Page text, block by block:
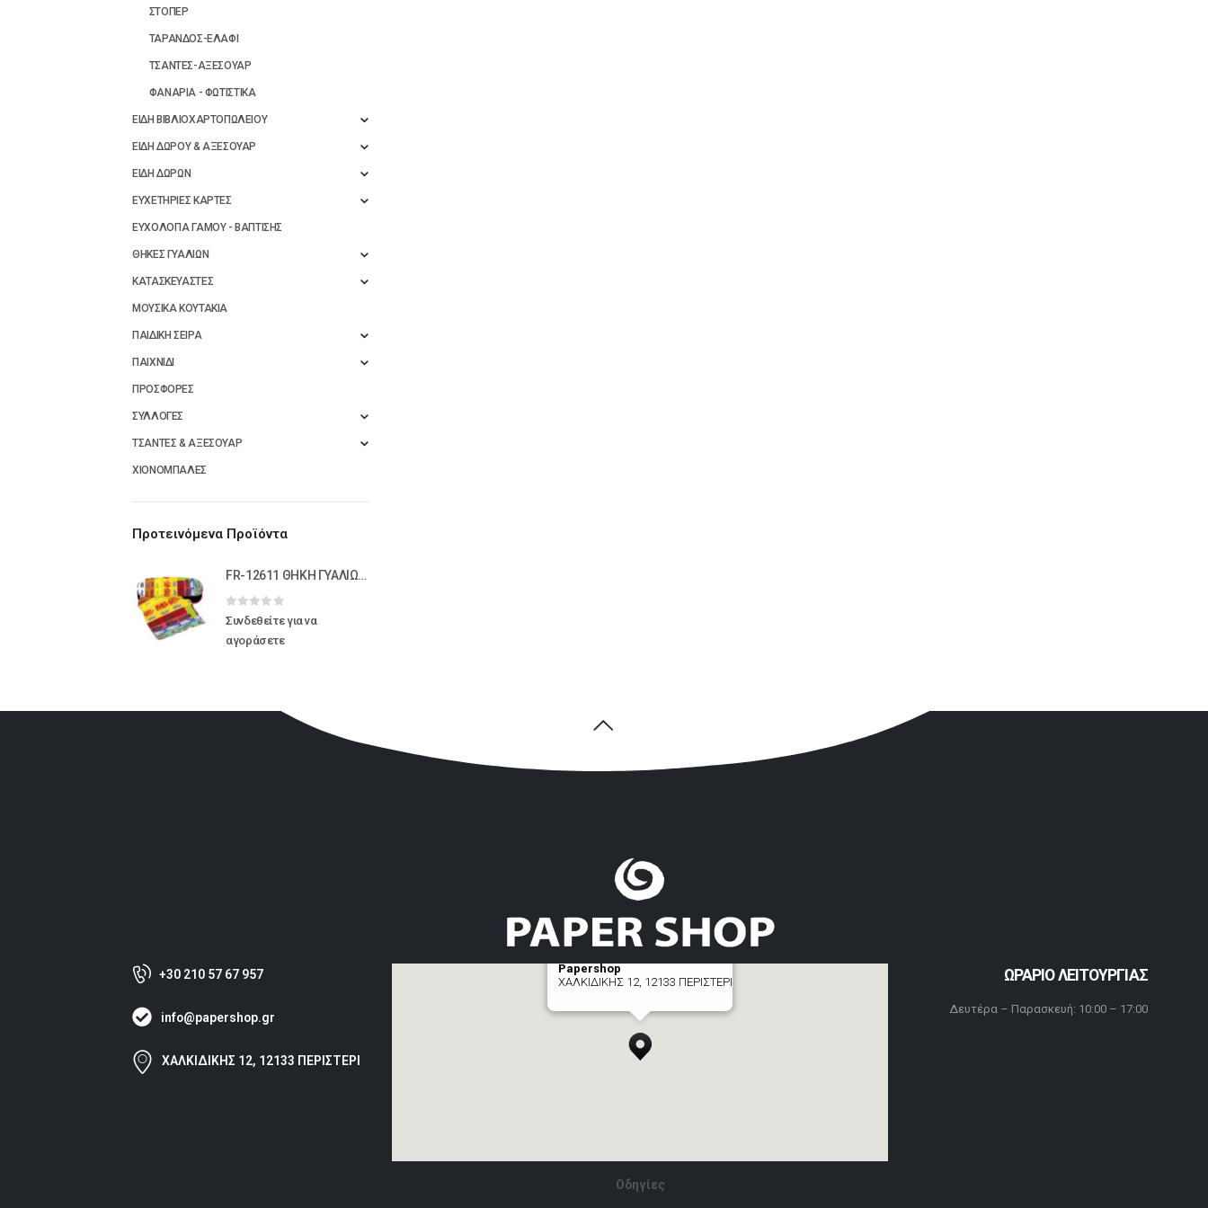
ΣΤΟΠΕΡ
ΤΑΡΑΝΔΟΣ-ΕΛΑΦΙ
ΤΣΑΝΤΕΣ-ΑΞΕΣΟΥΑΡ
ΦΑΝΑΡΙΑ - ΦΩΤΙΣΤΙΚΑ
ΕΙΔΗ ΒΙΒΛΙΟΧΑΡΤΟΠΩΛΕΙΟΥ
ΕΙΔΗ ΔΩΡΟΥ & ΑΞΕΣΟΥΑΡ
ΕΙΔΗ ΔΩΡΩΝ
ΕΥΧΕΤΗΡΙΕΣ ΚΑΡΤΕΣ
ΕΥΧΟΛΟΓΙΑ ΓΑΜΟΥ - ΒΑΠΤΙΣΗΣ
ΘΗΚΕΣ ΓΥΑΛΙΩΝ
ΚΑΤΑΣΚΕΥΑΣΤΕΣ
ΜΟΥΣΙΚΑ ΚΟΥΤΑΚΙΑ
ΠΑΙΔΙΚΗ ΣΕΙΡΑ
ΠΑΙΧΝΙΔΙ
ΠΡΟΣΦΟΡΕΣ
ΣΥΛΛΟΓΕΣ
ΤΣΑΝΤΕΣ & ΑΞΕΣΟΥΑΡ
ΧΙΟΝΟΜΠΑΛΕΣ
Προτεινόμενα Προϊόντα
FR-12611 ΘΗΚΗ ΓΥΑΛΙΩΝ ΥΦΑΣΜΑΤΙΝΗ ΜΕ ΠΑΝΑΚΙ "MATISSE"
0 out of 5
Συνδεθείτε για να
αγοράσετε
+30 210 57 67 957
info@papershop.gr
ΧΑΛΚΙΔΙΚΗΣ 12, 12133 ΠΕΡΙΣΤΕΡΙ
Papershop
ΧΑΛΚΙΔΙΚΗΣ 12, 12133 ΠΕΡΙΣΤΕΡΙ
Οδηγίες
ΩΡΑΡΙΟ ΛΕΙΤΟΥΡΓΙΑΣ
Δευτέρα – Παρασκευή: 10:00 – 17:00